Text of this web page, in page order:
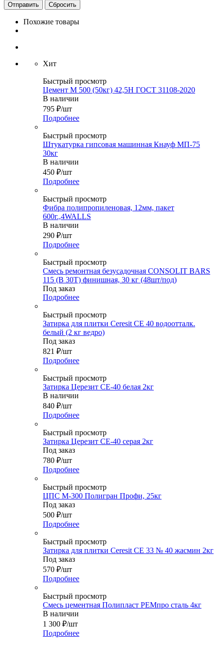
Сбросить
Похожие товары
Хит
Быстрый просмотр
Цемент М 500 (50кг) 42,5Н ГОСТ 31108-2020
В наличии
795 ₽/шт
Подробнее
Быстрый просмотр
Штукатурка гипсовая машинная Кнауф МП-75
30кг
В наличии
450 ₽/шт
Подробнее
Быстрый просмотр
Фибра полипропиленовая, 12мм, пакет
600г.,4WALLS
В наличии
290 ₽/шт
Подробнее
Быстрый просмотр
Смесь ремонтная безусадочная CONSOLIT BARS
115 (В 30Т) финишная, 30 кг (48шт/под)
Под заказ
Подробнее
Быстрый просмотр
Затирка для плитки Ceresit СЕ 40 водоотталк.
белый (2 кг ведро)
Под заказ
821 ₽/шт
Подробнее
Быстрый просмотр
Затирка Церезит СЕ-40 белая 2кг
В наличии
840 ₽/шт
Подробнее
Быстрый просмотр
Затирка Церезит СЕ-40 серая 2кг
Под заказ
780 ₽/шт
Подробнее
Быстрый просмотр
ЦПС М-300 Полигран Профи, 25кг
Под заказ
500 ₽/шт
Подробнее
Быстрый просмотр
Затирка для плитки Ceresit СЕ 33 № 40 жасмин 2кг
Под заказ
570 ₽/шт
Подробнее
Быстрый просмотр
Смесь цементная Полипласт РЕМпро сталь 4кг
В наличии
1 300 ₽/шт
Подробнее